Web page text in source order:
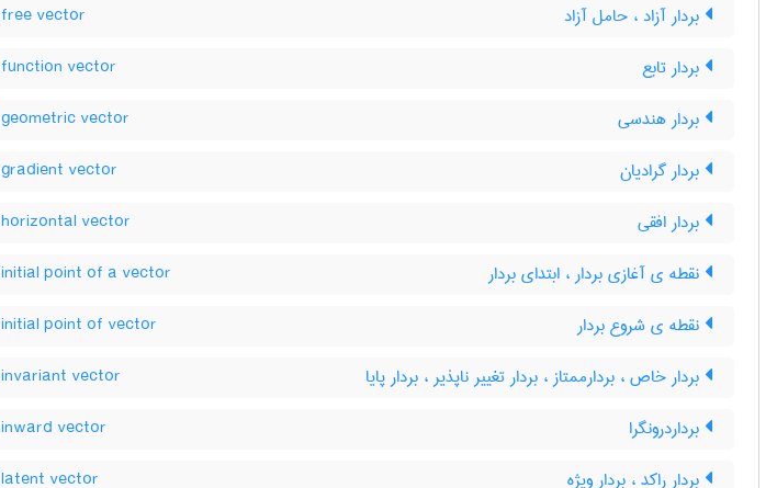
بردار آزاد ، حامل آزاد free vector
بردار تابع function vector
بردار هندسی geometric vector
بردار گرادیان gradient vector
بردار افقی horizontal vector
نقطه ی آغازی بردار ، ابتدای بردار initial point of a vector
نقطه ی شروع بردار initial point of vector
بردار خاص ، بردارممتاز ، بردار تغییر ناپذیر ، بردار پایا invariant vector
برداردرونگرا inward vector
بردار راکد ، بردار ویژه latent vector